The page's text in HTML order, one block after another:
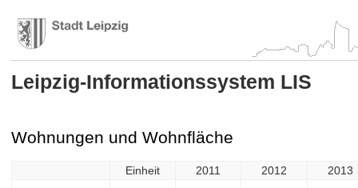
Leipzig-Informationssystem LIS
Wohnungen und Wohnfläche
Einheit 2011 2012 2013